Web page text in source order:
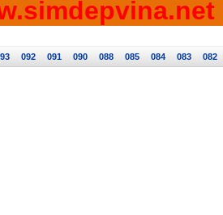
092 091 090 088 085 084 083 082